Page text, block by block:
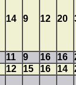
14 9 12 20
11 9 16 16
12 15 16 14